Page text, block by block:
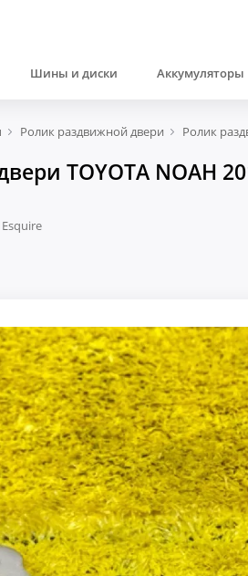
Шины и диски Аккумуляторы
Ролик раздвижной двери Ролик
TOYOTA NOAH